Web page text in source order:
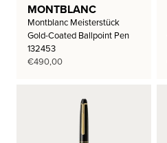
MONTBLANC
Montblanc Meisterstück
Gold-Coated Ballpoint Pen
132453
€490,00